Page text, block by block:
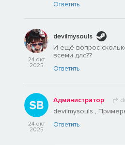
Ответить
24 окт
2025
devilmysouls
И ещё вопрос
всеми длс??
Ответить
24 окт
2025
Администратор
devilmysouls ,
Ответить